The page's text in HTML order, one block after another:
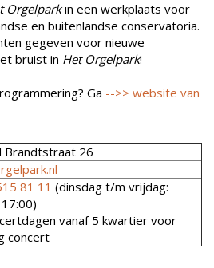
Orgelparkin een werkplaats voor
en buitenlandse conservatoria.
gegeven voor nieuwe
bruist in Het Orgelpark!
Ga -->> website van
Brandtstraat 26
81 11 (dinsdag t/m vrijdag:
vanaf 5 kwartier voor
concert